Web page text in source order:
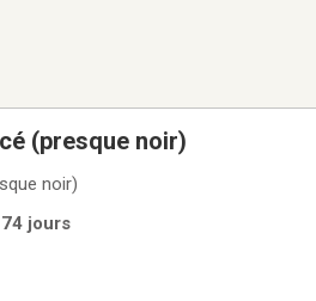
(presque noir)
noir)
jours